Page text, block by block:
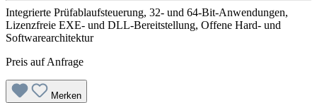
Integrierte Prüfablaufsteuerung, 32- und 64-Bit-Anwendungen,
Lizenzfreie EXE- und DLL-Bereitstellung, Offene Hard- und
Softwarearchitektur
Preis auf Anfrage
Merken